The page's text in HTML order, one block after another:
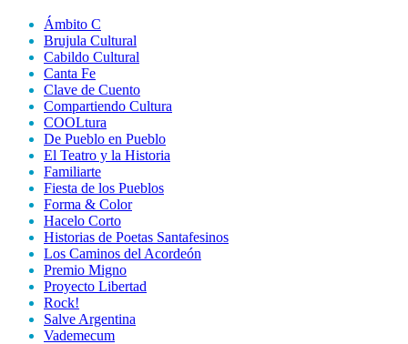
Ámbito C
Brujula Cultural
Cabildo Cultural
Canta Fe
Clave de Cuento
Compartiendo Cultura
COOLtura
De Pueblo en Pueblo
El Teatro y la Historia
Familiarte
Fiesta de los Pueblos
Forma & Color
Hacelo Corto
Historias de Poetas Santafesinos
Los Caminos del Acordeón
Premio Migno
Proyecto Libertad
Rock!
Salve Argentina
Vademecum